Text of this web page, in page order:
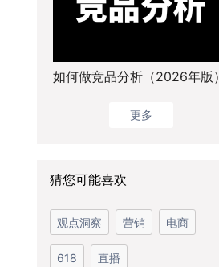
如何做竞品分析（2026年版）
更多
猜您可能喜欢
观点洞察 营销 电商
618 直播